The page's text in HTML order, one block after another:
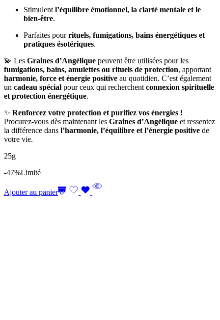
Stimulent l’équilibre émotionnel, la clarté mentale et le
bien-être.
Parfaites pourrituels, fumigations, bains énergétiques et
pratiques ésotériques.
💫 Les Graines d’Angélique peuvent être utilisées pour les
fumigations, bains, amulettes ou rituels de protection, apportant
harmonie, force et énergie positive au quotidien. C’est également
un cadeau spécial pour ceux qui recherchent connexion spirituelle
et protection énergétique.
✨ Renforcez votre protection et purifiez vos énergies !
Procurez-vous dès maintenant les Graines d’Angélique et ressentez
la différence dans l’harmonie, l’équilibre et l’énergie positive de
votre vie.
25g
-47%Limité
Ajouter au panier